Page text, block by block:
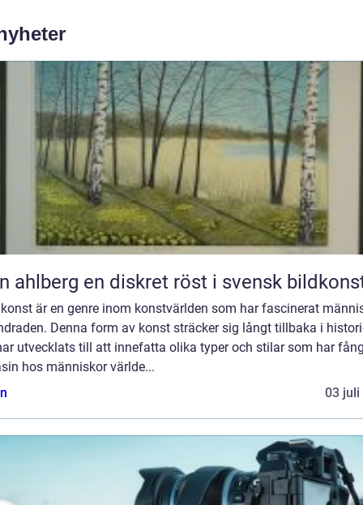
Sten ahlberg en diskret röst i svensk
är en genre inom konstvärlden som har fascinerat
Denna form av konst sträcker sig långt tillbaka i
utvecklats till att innefatta olika typer och stilar som har
hos människor världe...
03 juli